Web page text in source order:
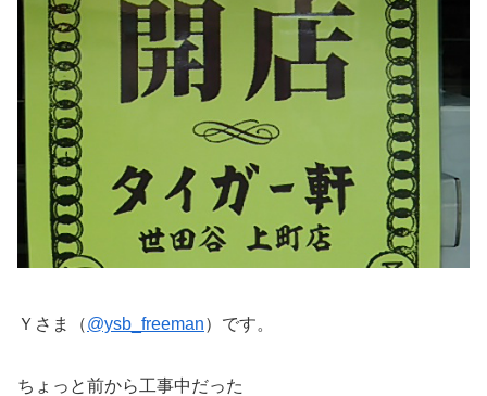
Ｙさま（@ysb_freeman）です。
ちょっと前から工事中だった